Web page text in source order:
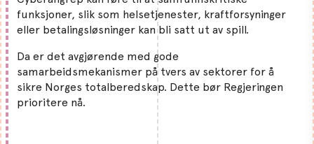
funksjoner, slik som helsetjenester, kraftforsyninger
eller betalingsløsninger kan bli satt ut av spill.
Da er det avgjørende med gode
samarbeidsmekanismer på tvers av sektorer for å
sikre Norges totalberedskap. Dette bør Regjeringen
prioritere nå.